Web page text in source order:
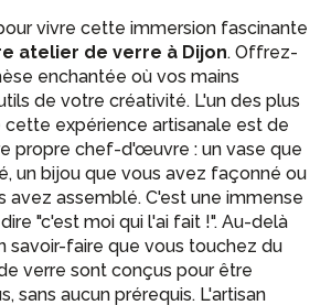
vivre cette immersion fascinante
atelier de verre à Dijon. Offrez-
enchantée où vos mains
de votre créativité. L'un des plus
cette expérience artisanale est de
propre chef-d'œuvre : un vase que
un bijou que vous avez façonné ou
avez assemblé. C'est une immense
"c'est moi qui l'ai fait !". Au-delà
savoir-faire que vous touchez du
verre sont conçus pour être
sans aucun prérequis. L'artisan